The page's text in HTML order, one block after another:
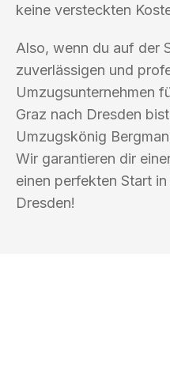
keine versteckten
Also, wenn du auf der
zuverlässigen und
Umzugsunternehmen
Graz nach Dresden
Umzugskönig
Wir garantieren dir
einen perfekten Start
Dresden!